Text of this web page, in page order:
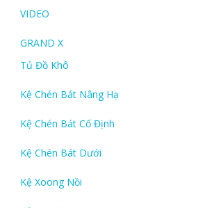
VIDEO
GRAND X
Tủ Đồ Khô
Kệ Chén Bát Nâng Hạ
Kệ Chén Bát Cố Định
Kệ Chén Bát Dưới
Kệ Xoong Nồi